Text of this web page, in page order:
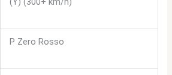
P Zero Rosso